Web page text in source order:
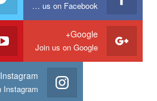
Join us on Facebook
Google+
Join us on Google
Instagram